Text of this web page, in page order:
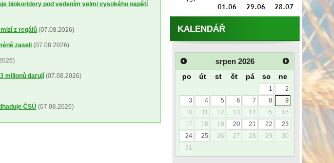
biokoridory pod vedením velmi vysokého napětí
z regálů (07.08.2026)
zaseli (07.08.2026)
milionů darují (07.08.2026)
ČSÚ (07.08.2026)
KALENDÁŘ
srpen 2026
po út st čt pá so ne
1
2
3
4 5 6 7 8
9
10
11 12 13 14 15
16
17
18 19 20 21 22
23
24
25 26 27 28 29
30
31